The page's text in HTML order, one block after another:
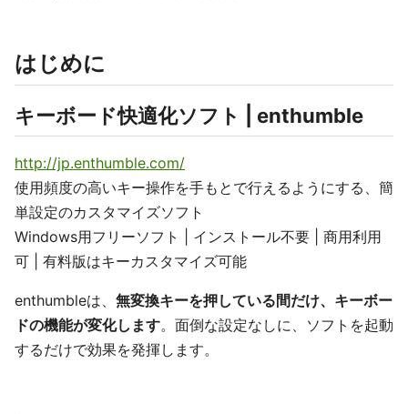
はじめに
キーボード快適化ソフト | enthumble
http://jp.enthumble.com/
使用頻度の高いキー操作を手もとで行えるようにする、簡
単設定のカスタマイズソフト
Windows用フリーソフト | インストール不要 | 商用利用
可 | 有料版はキーカスタマイズ可能
enthumbleは、 無変換キーを押している間だけ、キーボー
ドの機能が変化します。面倒な設定なしに、ソフトを起動
するだけで効果を発揮します。